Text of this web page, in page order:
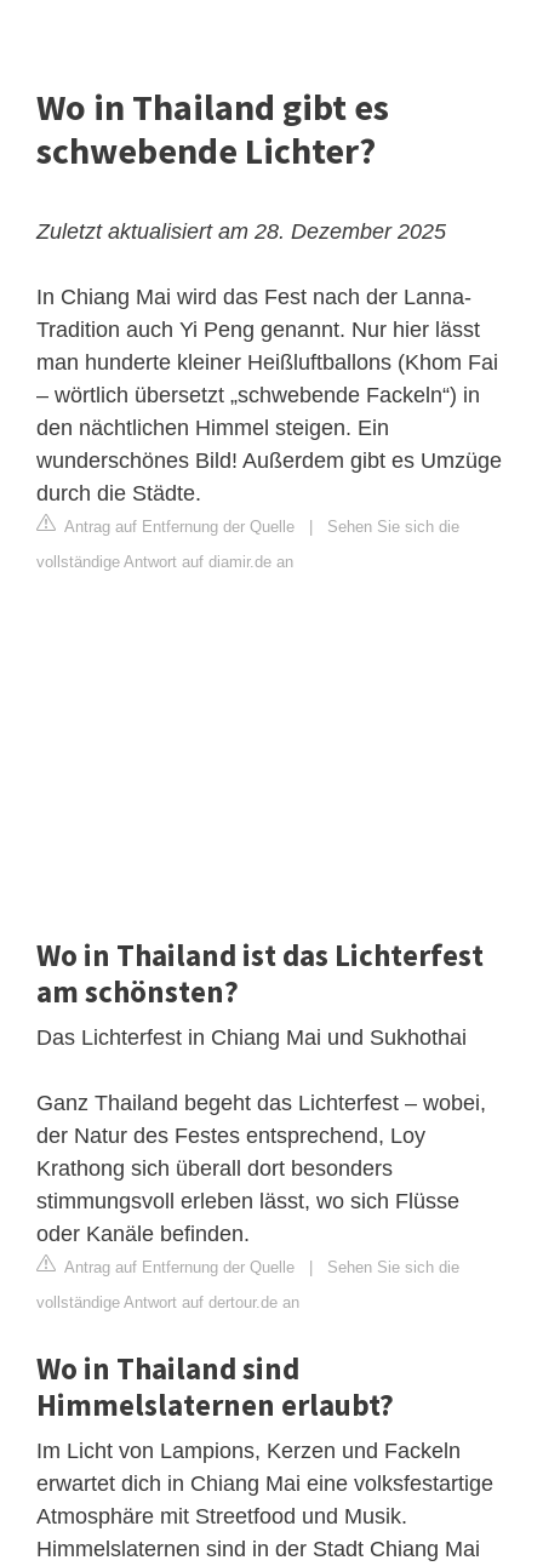
Wo in Thailand gibt es
schwebende Lichter?
Zuletzt aktualisiert am 28. Dezember 2025
In Chiang Mai wird das Fest nach der Lanna-
Tradition auch Yi Peng genannt. Nur hier lässt
man hunderte kleiner Heißluftballons (Khom Fai
– wörtlich übersetzt „schwebende Fackeln“) in
den nächtlichen Himmel steigen. Ein
wunderschönes Bild! Außerdem gibt es Umzüge
durch die Städte.
Antrag auf Entfernung der Quelle
Sehen Sie sich die
vollständige Antwort auf diamir.de an
Wo in Thailand ist das Lichterfest
am schönsten?
Das Lichterfest in Chiang Mai und Sukhothai
Ganz Thailand begeht das Lichterfest – wobei,
der Natur des Festes entsprechend, Loy
Krathong sich überall dort besonders
stimmungsvoll erleben lässt, wo sich Flüsse
oder Kanäle befinden.
Antrag auf Entfernung der Quelle
Sehen Sie sich die
vollständige Antwort auf dertour.de an
Wo in Thailand sind
Himmelslaternen erlaubt?
Im Licht von Lampions, Kerzen und Fackeln
erwartet dich in Chiang Mai eine volksfestartige
Atmosphäre mit Streetfood und Musik.
Himmelslaternen sind in der Stadt Chiang Mai